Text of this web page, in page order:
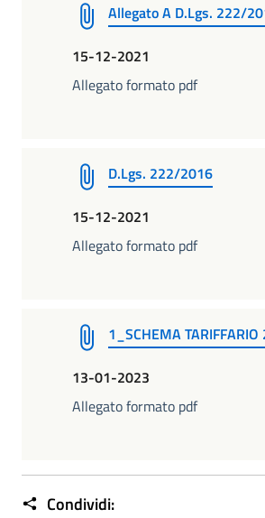
Allegato A D.Lgs. 222/
15-12-2021
Allegato formato pdf
D.Lgs. 222/2016
15-12-2021
Allegato formato pdf
1_SCHEMA
13-01-2023
Allegato formato pdf
Condividi: